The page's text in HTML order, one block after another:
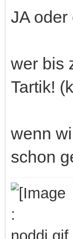
JA oder
wer bis
Tartik!
wenn
schon